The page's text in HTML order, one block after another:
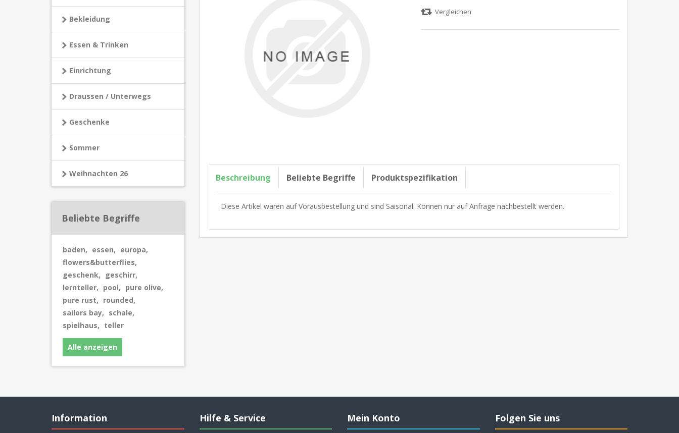
Bekleidung
Essen & Trinken
Einrichtung
Draussen / Unterwegs
Geschenke
Sommer
Weihnachten 26
Beliebte Begriffe
baden, essen, europa,
flowers&butterflies,
geschenk, geschirr,
lernteller, pool, pure olive,
pure rust, rounded,
sailors bay, schale,
spielhaus, teller
Alle anzeigen
Beschreibung Beliebte Begriffe Produktspezifikation
Diese Artikel waren auf Vorausbestellung und sind Saisonal. Können nur auf Anfrage nachbestellt werden.
Information Hilfe & Service Mein Konto Folgen Sie uns